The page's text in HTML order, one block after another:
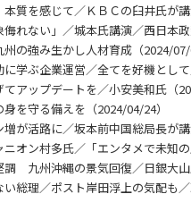
質を感じて／ＫＢＣの臼井氏が
れない」／城本氏講演／西日本
の強み生かし人材育成（2024/
学ぶ企業運営／全てを好機とし
アップデートを／小安美和氏（
を守る備えを（2024/04/24）
が活路に／坂本前中国総局長が
オン村多氏／「エンタメで未知
九州沖縄の景気回復／日銀大
総理／ポスト岸田浮上の気配も